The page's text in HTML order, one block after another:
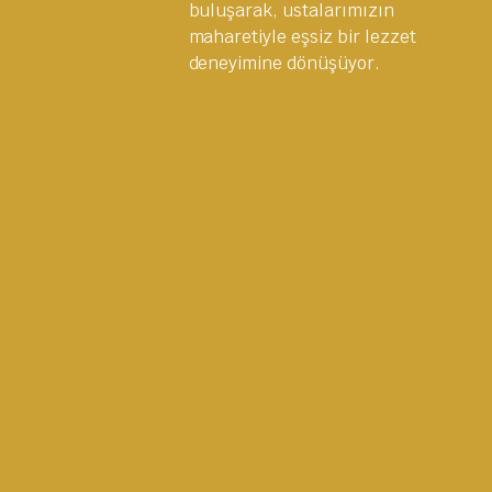
buluşarak, ustalarımızın
maharetiyle eşsiz bir lezzet
deneyimine dönüşüyor.